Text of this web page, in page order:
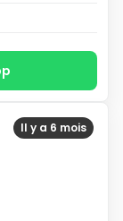
Il y a 6 mois